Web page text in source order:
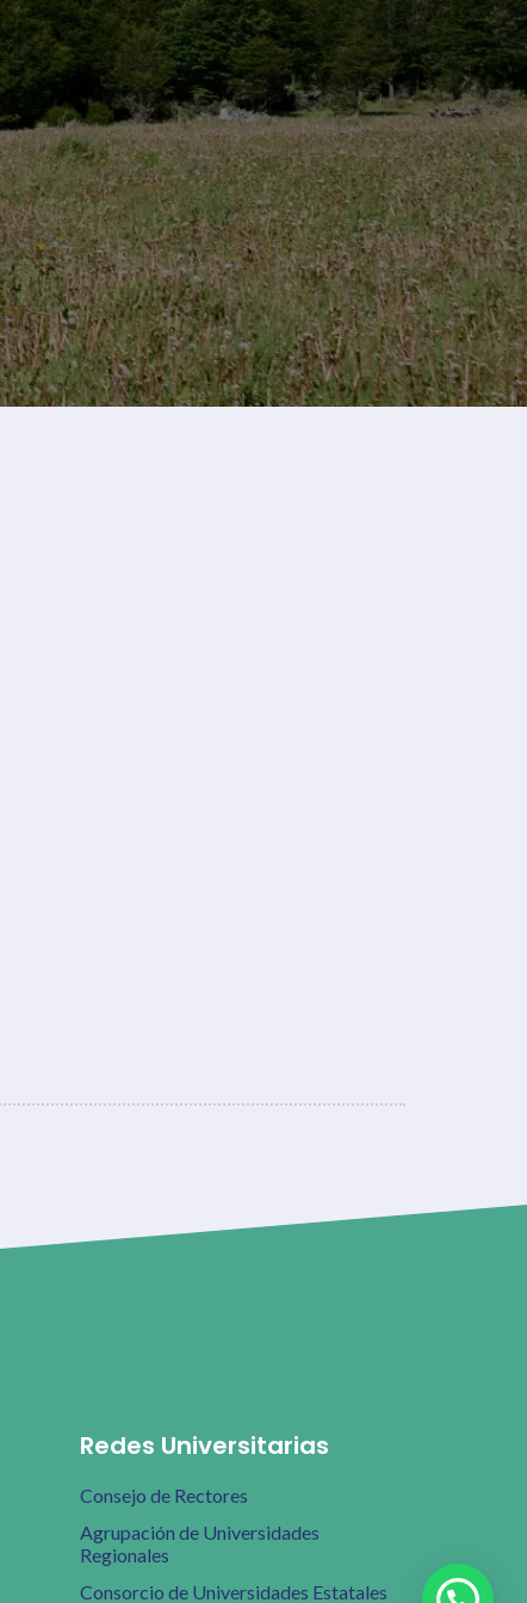
Redes Universitarias
Consejo de Rectores
Agrupación de Universidades
Regionales
Consorcio de Universidades Estatales